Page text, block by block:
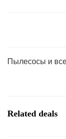
Пылесосы и
Related deals